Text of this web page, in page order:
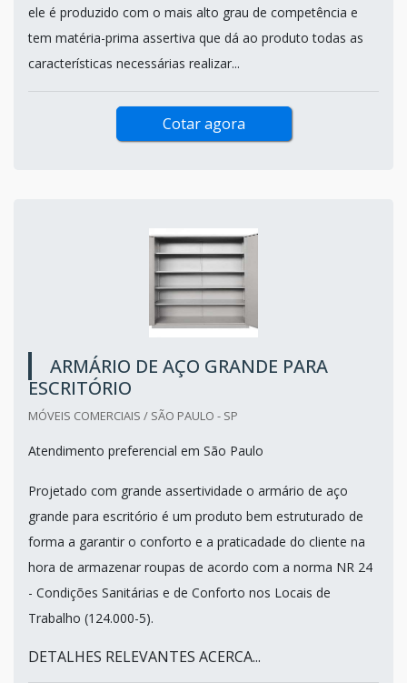
ele é produzido com o mais alto grau de competência e
tem matéria-prima assertiva que dá ao produto todas as
características necessárias realizar...
Cotar agora
ARMÁRIO DE AÇO GRANDE PARA
ESCRITÓRIO
MÓVEIS COMERCIAIS / SÃO PAULO - SP
Atendimento preferencial em São Paulo
Projetado com grande assertividade o armário de aço
grande para escritório é um produto bem estruturado de
forma a garantir o conforto e a praticadade do cliente na
hora de armazenar roupas de acordo com a norma NR 24
- Condições Sanitárias e de Conforto nos Locais de
Trabalho (124.000-5).
DETALHES RELEVANTES ACERCA...